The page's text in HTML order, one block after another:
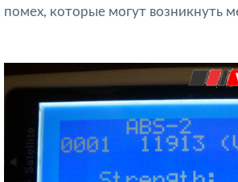
помех, которые могут возникнуть